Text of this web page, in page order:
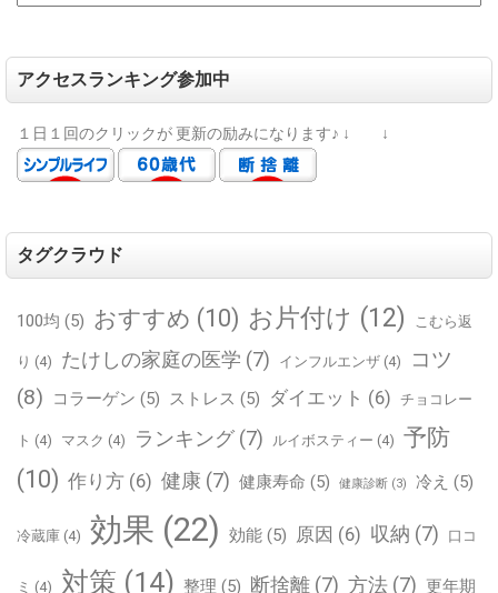
アクセスランキング参加中
１日１回のクリックが更新の励みになります♪ ↓ ↓
タグクラウド
100均 (5) おすすめ (10) お片付け (12) こむら返
り (4) たけしの家庭の医学 (7) インフルエンザ (4)
コツ
(8)
コラーゲン (5) ストレス (5) ダイエット (6) チョコレー
ト (4) マスク (4) ランキング (7) ルイボスティー (4) 予防
(10) 作り方 (6) 健康 (7) 健康寿命 (5) 健康診断 (3) 冷え (5)
冷蔵庫 (4) 効果 (22) 効能 (5) 原因 (6) 収納 (7) 口コ
ミ (4) 対策 (14) 整理 (5) 断捨離 (7) 方法 (7) 更年期